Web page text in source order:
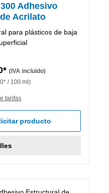
Adhesivo
Acrilato
para plásticos de baja
(IVA incluido)
/ 100 ml)
tarifas
producto